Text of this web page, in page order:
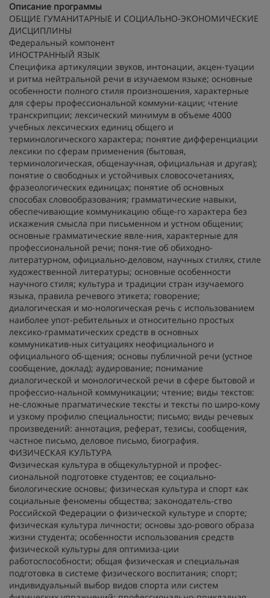
Описание программы
ОБЩИЕ ГУМАНИТАРНЫЕ И СОЦИАЛЬНО-ЭКОНОМИЧЕСКИЕ
ДИСЦИПЛИНЫ
Федеральный компонент
ИНОСТРАННЫЙ ЯЗЫК
Специфика артикуляции звуков, интонации, акцен-туации
и ритма нейтральной речи в изучаемом языке; основные
особенности полного стиля произношения, характерные
для сферы профессиональной коммуни-кации; чтение
транскрипции; лексический минимум в объеме 4000
учебных лексических единиц общего и
терминологического характера; понятие дифференциации
лексики по сферам применения (бытовая,
терминологическая, общенаучная, официальная и другая);
понятие о свободных и устойчивых словосочетаниях,
фразеологических единицах; понятие об основных
способах словообразования; грамматические навыки,
обеспечивающие коммуникацию обще-го характера без
искажения смысла при письменном и устном общении;
основные грамматические явле-ния, характерные для
профессиональной речи; поня-тие об обиходно-
литературном, официально-деловом, научных стилях, стиле
художественной литературы; основные особенности
научного стиля; культура и традиции стран изучаемого
языка, правила речевого этикета; говорение;
диалогическая и мо-нологическая речь с использованием
наиболее упот-ребительных и относительно простых
лексико-грамматических средств в основных
коммуникатив-ных ситуациях неофициального и
официального об-щения; основы публичной речи (устное
сообщение, доклад); аудирование; понимание
диалогической и монологической речи в сфере бытовой и
профессио-нальной коммуникации; чтение; виды текстов:
не-сложные прагматические тексты и тексты по широ-кому
и узкому профилю специальности; письмо; виды речевых
произведений: аннотация, реферат, тезисы, сообщения,
частное письмо, деловое письмо, биография.
ФИЗИЧЕСКАЯ КУЛЬТУРА
Физическая культура в общекультурной и профес-
сиональной подготовке студентов; ее социально-
биологические основы; физическая культура и спорт как
социальные феномены общества; законодатель-ство
Российской Федерации о физической культуре и спорте;
физическая культура личности; основы здо-рового образа
жизни студента; особенности использования средств
физической культуры для оптимиза-ции
работоспособности; общая физическая и специальная
подготовка в системе физического воспитания; спорт;
индивидуальный выбор видов спорта или систем